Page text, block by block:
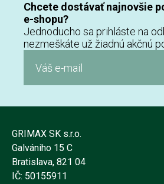
Chcete dostávať najnovšie
e-shopu?
Jednoducho sa prihláste na
nezmeškáte už žiadnú akčnú
GRIMAX SK s.r.o.
Galvániho 15 C
Bratislava, 821 04
IČ: 50155911